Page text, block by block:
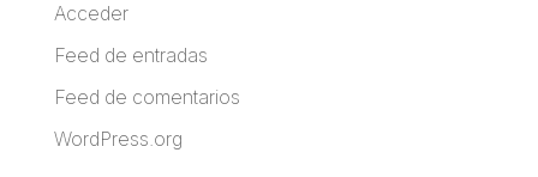
Acceder
Feed de entradas
Feed de comentarios
WordPress.org